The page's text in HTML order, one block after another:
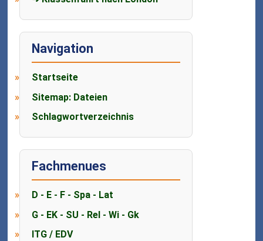
Navigation
Startseite
Sitemap: Dateien
Schlagwortverzeichnis
Fachmenues
D - E - F - Spa - Lat
G - EK - SU - Rel - Wi - Gk
ITG / EDV